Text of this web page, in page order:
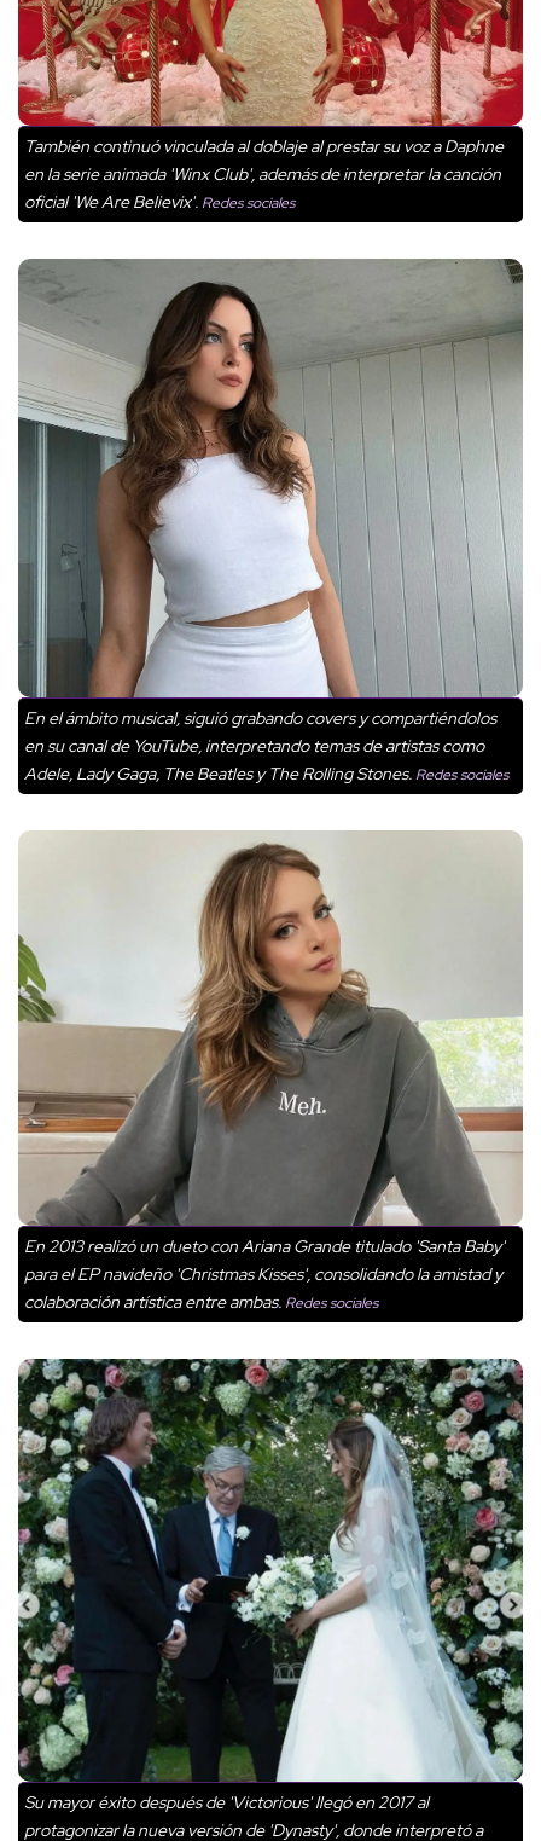
También continuó vinculada al doblaje al prestar su voz a Daphne
en la serie animada 'Winx Club', además de interpretar la canción
oficial 'We Are Believix'. Redes sociales
En el ámbito musical, siguió grabando covers y compartiéndolos
en su canal de YouTube, interpretando temas de artistas como
Adele, Lady Gaga, The Beatles y The Rolling Stones. Redes sociales
En 2013 realizó un dueto con Ariana Grande titulado 'Santa Baby'
para el EP navideño 'Christmas Kisses', consolidando la amistad y
colaboración artística entre ambas. Redes sociales
Su mayor éxito después de 'Victorious' llegó en 2017 al
protagonizar la nueva versión de 'Dynasty', donde interpretó a